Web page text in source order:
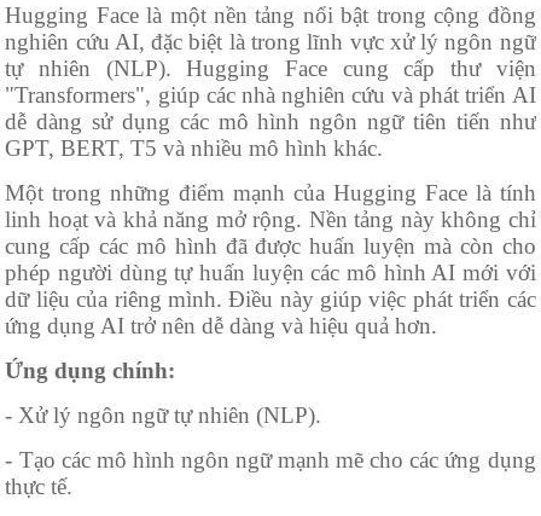
Hugging Face là một nền tảng nổi bật trong cộng đồng
nghiên cứu AI, đặc biệt là trong lĩnh vực xử lý ngôn ngữ
tự nhiên (NLP). Hugging Face cung cấp thư viện
"Transformers", giúp các nhà nghiên cứu và phát triển AI
dễ dàng sử dụng các mô hình ngôn ngữ tiên tiến như
GPT, BERT, T5 và nhiều mô hình khác.
Một trong những điểm mạnh của Hugging Face là tính
linh hoạt và khả năng mở rộng. Nền tảng này không chỉ
cung cấp các mô hình đã được huấn luyện mà còn cho
phép người dùng tự huấn luyện các mô hình AI mới với
dữ liệu của riêng mình. Điều này giúp việc phát triển các
ứng dụng AI trở nên dễ dàng và hiệu quả hơn.
Ứng dụng chính:
- Xử lý ngôn ngữ tự nhiên (NLP).
- Tạo các mô hình ngôn ngữ mạnh mẽ cho các ứng dụng
thực tế.